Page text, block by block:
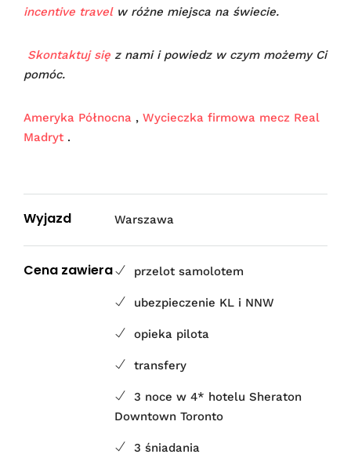
incentive travelw różne miejsca na świecie.
Skontaktuj się z nami i powiedz w czym możemy Ci
pomóc.
Ameryka Północna , Wycieczka firmowa mecz Real
Madryt .
Wyjazd Warszawa
Cena zawiera przelot samolotem
ubezpieczenie KL i NNW
opieka pilota
transfery
3 noce w 4* hotelu Sheraton
Downtown Toronto
3 śniadania